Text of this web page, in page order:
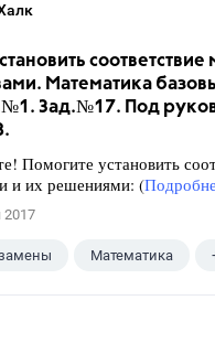
Математика
Зад.№17. Под
Помогите установить
и их решениями: (
2017
Математика